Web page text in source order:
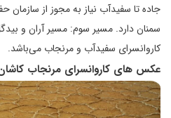
جاده تا سفیدآب نیاز به مجوز از
سمنان دارد. مسیر سوم: مسیر آران و
کاروانسرای سفیدآب و مرنجاب می‌باشد.
عکس های کاروانسرای مرنجاب